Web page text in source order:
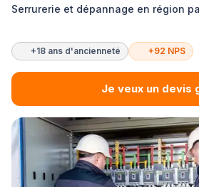
Serrurerie et dépannage en région
+18 ans d'ancienneté +92 NPS
Je veux un devis